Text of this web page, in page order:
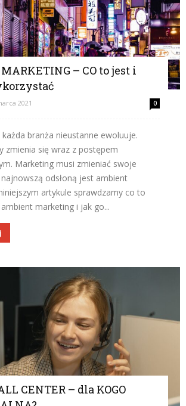
– CO to jest i
2021 0
branża nieustanne ewoluuje.
zmienia się wraz z postępem
Marketing musi zmieniać swoje
odsłoną jest ambient
artykule sprawdzamy co to
marketing i jak go...
CENTER – dla KOGO